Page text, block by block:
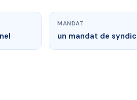
MANDAT
un mandat de syndic